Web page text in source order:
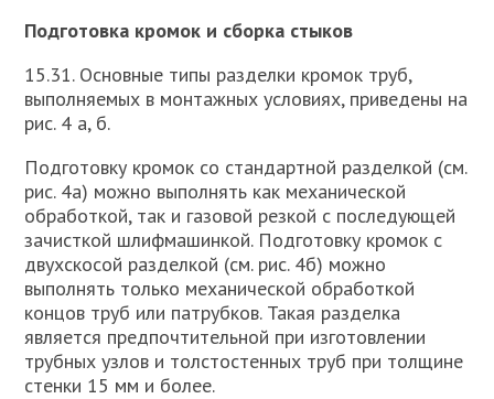
Подготовка кромок и сборка стыков
15.31. Основные типы разделки кромок труб,
выполняемых в монтажных условиях, приведены на
рис. 4 а, б.
Подготовку кромок со стандартной разделкой (см.
рис. 4а) можно выполнять как механической
обработкой, так и газовой резкой с последующей
зачисткой шлифмашинкой. Подготовку кромок с
двухскосой разделкой (см. рис. 4б) можно
выполнять только механической обработкой
концов труб или патрубков. Такая разделка
является предпочтительной при изготовлении
трубных узлов и толстостенных труб при толщине
стенки 15 мм и более.